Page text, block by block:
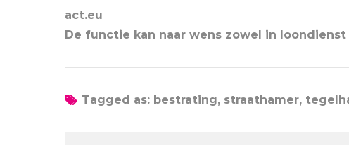
act.eu
De functie kan naar wens zowel in
Tagged as: bestrating, straathamer,